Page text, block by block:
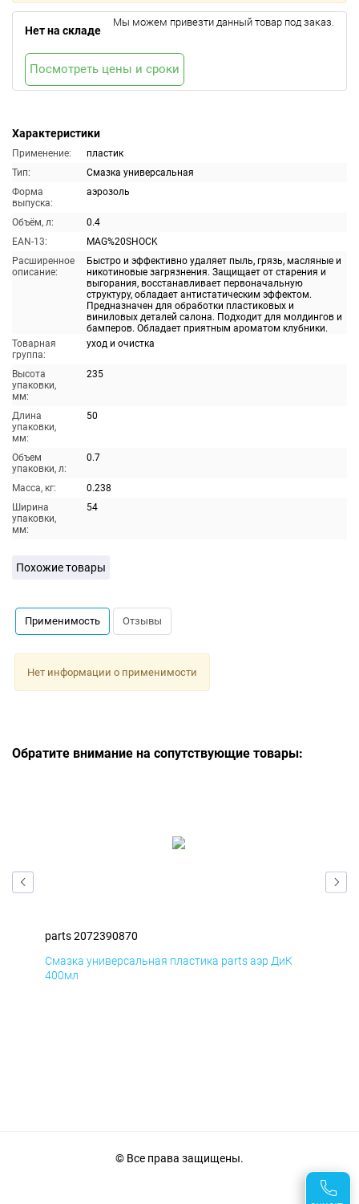
Характеристики
Применение:
пластик
Тип:
Смазка универсальная
Форма
выпуска:
аэрозоль
Объём, л:
0.4
EAN-13:
MAG%20SHOCK
Расширенное
описание:
Быстро и эффективно удаляет пыль, грязь, масляные и
никотиновые загрязнения. Защищает от старения и
выгорания, восстанавливает первоначальную
структуру, обладает антистатическим эффектом.
Предназначен для обработки пластиковых и
виниловых деталей салона. Подходит для молдингов и
бамперов. Обладает приятным ароматом клубники.
Товарная
группа:
уход и очистка
Высота
упаковки,
мм:
235
Длина
упаковки,
мм:
50
Объем
упаковки, л:
0.7
Масса, кг:
0.238
Ширина
упаковки,
мм:
54
Нет на складе
Мы можем привезти данный товар под заказ.
Посмотреть цены и сроки
Похожие товары
Применимость Отзывы
Нет информации о применимости
Обратите внимание на сопутствующие товары:
parts 2072390870
Смазка универсальная пластика parts аэр ДиК
400мл
© Все права защищены.